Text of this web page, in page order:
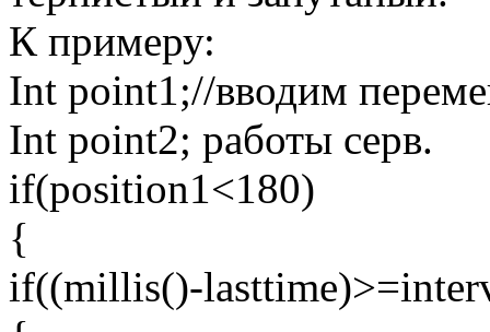
К примеру:
Int point1;//вводим
Int point2; работы серв.
if(position1<180)
{
if((millis()-